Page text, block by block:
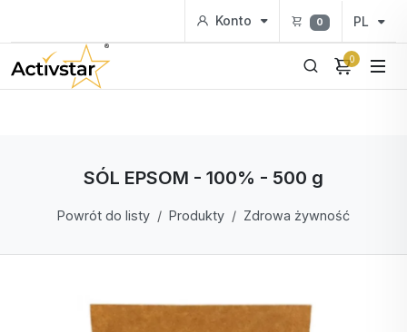
Konto 0 PL
0
SÓL EPSOM - 100% - 500 g
Powrót do listy Produkty Zdrowa żywność